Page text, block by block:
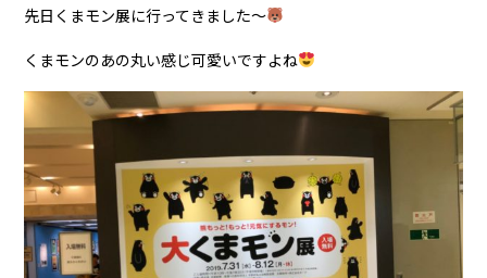
先日くまモン展に行ってきました〜
くまモンのあの丸い感じ可愛いですよね